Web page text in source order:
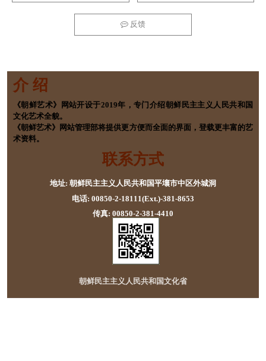
反馈
介 绍
《朝鲜艺术》网站开设于2019年，专门介绍朝鲜民主主义人民共和国
文化艺术全貌。
《朝鲜艺术》网站管理部将提供更方便而全面的界面，登载更丰富的艺
术资料。
联系方式
地址: 朝鲜民主主义人民共和国平壤市中区外城洞
电话: 00850-2-18111(Ext.)-381-8653
传真: 00850-2-381-4410
朝鲜民主主义人民共和国文化省